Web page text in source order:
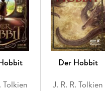
Werden Sam und Frodo ihr
Herrscher am Ende
. ein großartiges Werk,
« Daily Telegraph
Tolkien
Der Hobbit
J. R. R. Tolkien